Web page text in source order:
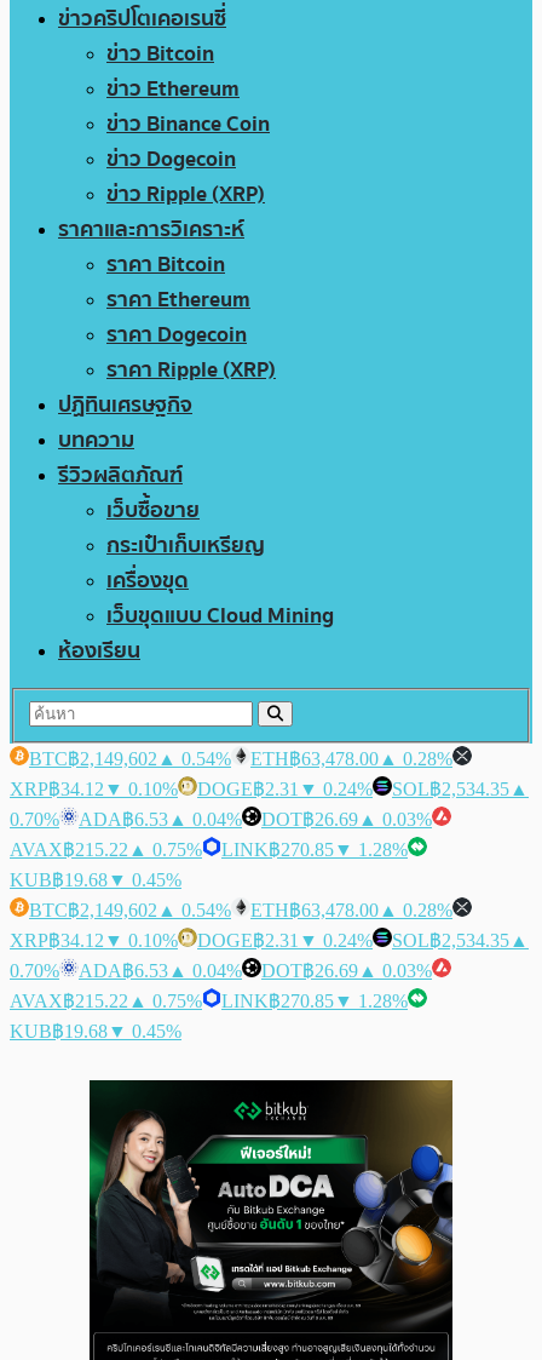
ข่าวคริปโตเคอเรนซี่
ข่าว Bitcoin
ข่าว Ethereum
ข่าว Binance Coin
ข่าว Dogecoin
ข่าว Ripple (XRP)
ราคาและการวิเคราะห์
ราคา Bitcoin
ราคา Ethereum
ราคา Dogecoin
ราคา Ripple (XRP)
ปฏิทินเศรษฐกิจ
บทความ
รีวิวผลิตภัณฑ์
เว็บซื้อขาย
กระเป๋าเก็บเหรียญ
เครื่องขุด
เว็บขุดแบบ Cloud Mining
ห้องเรียน
BTC฿2,149,602 ▲ 0.54% ETH฿63,478.00 ▲ 0.28%
XRP฿34.12 ▼ 0.10% DOGE฿2.31 ▼ 0.24% SOL฿2,534.35 ▲
0.70%
ADA฿6.53 ▲ 0.04% DOT฿26.69 ▲ 0.03%
AVAX฿215.22 ▲ 0.75% LINK฿270.85▼ 1.28%
KUB฿19.68▼ 0.45%
BTC฿2,149,602 ▲ 0.54% ETH฿63,478.00 ▲ 0.28%
XRP฿34.12 ▼ 0.10% DOGE฿2.31 ▼ 0.24% SOL฿2,534.35 ▲
0.70%
ADA฿6.53 ▲ 0.04% DOT฿26.69 ▲ 0.03%
AVAX฿215.22 ▲ 0.75% LINK฿270.85▼ 1.28%
KUB฿19.68▼ 0.45%